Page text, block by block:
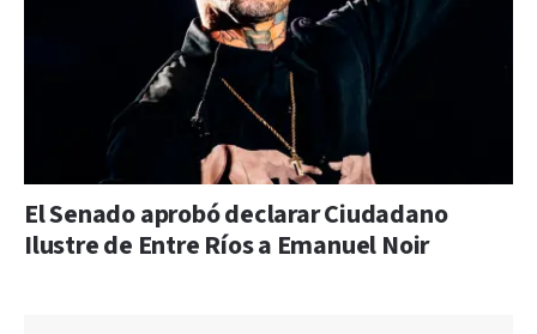
El Senado aprobó declarar Ciudadano
Ilustre de Entre Ríos a Emanuel Noir